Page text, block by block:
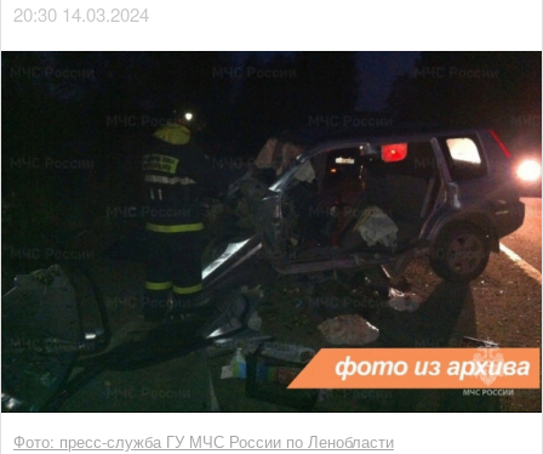
20:30 14.03.2024
Фото: пресс-служба ГУ МЧС России по Ленобласти